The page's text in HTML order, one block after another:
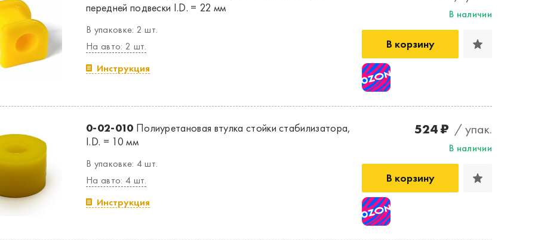
передней подвески I.D. = 22 мм
В упаковке: 2 шт.
На авто: 2 шт.
Инструкция
В наличии
В корзину
0-02-010 Полиуретановая втулка стойки стабилизатора,
I.D. = 10 мм
В упаковке: 4 шт.
На авто: 4 шт.
Инструкция
524 ₽ / упак.
В наличии
В корзину